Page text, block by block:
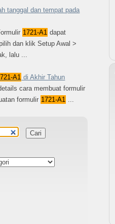
tanggal dan tempat pada
1721-A1 dapat
dan klik Setup Awal >
lalu ...
A1 di Akhir Tahun
cara membuat formulir
formulir 1721-A1